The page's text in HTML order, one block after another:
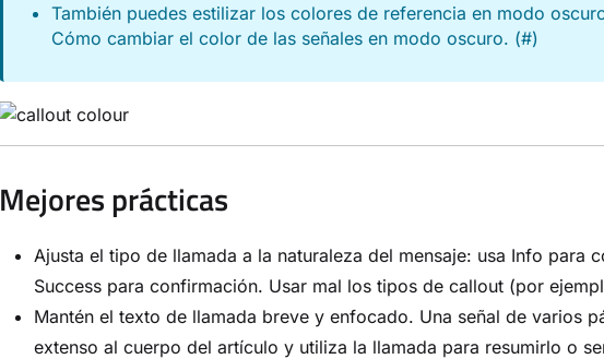
También puedes estilizar los colores de referencia en modo
Cómo cambiar el color de las señales en modo oscuro. (#)
Mejores prácticas
Ajusta el tipo de llamada a la naturaleza del mensaje: usa Info para
Success para confirmación. Usar mal los tipos de callout (por
Mantén el texto de llamada breve y enfocado. Una señal de varios
extenso al cuerpo del artículo y utiliza la llamada para resumirlo o